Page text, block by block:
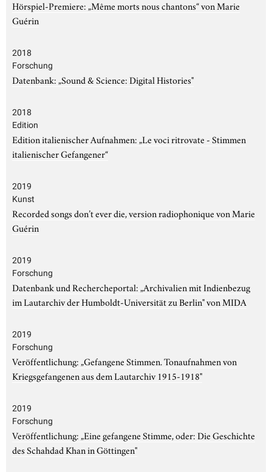
Hörspiel-Premiere: „Même morts nous chantons“ von Marie
Guérin
2018
Forschung
Datenbank: „Sound & Science: Digital Histories"
2018
Edition
Edition italienischer Aufnahmen: „Le voci ritrovate - Stimmen
italienischer Gefangener“
2019
Kunst
Recorded songs don’t ever die, version radiophonique von Marie
Guérin
2019
Forschung
Datenbank und Rechercheportal: „Archivalien mit Indienbezug
im Lautarchiv der Humboldt-Universität zu Berlin" von MIDA
2019
Forschung
Veröffentlichung: „Gefangene Stimmen. Tonaufnahmen von
Kriegsgefangenen aus dem Lautarchiv 1915-1918"
2019
Forschung
Veröffentlichung: „Eine gefangene Stimme, oder: Die Geschichte
des Schahdad Khan in Göttingen"